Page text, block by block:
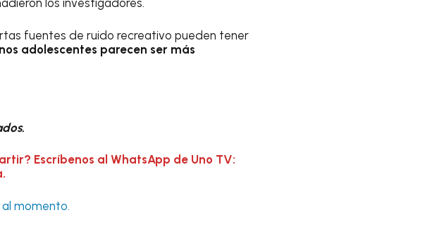
los investigadores.
fuentes de ruido recreativo pueden tener
adolescentes parecen ser más
Escríbenos al WhatsApp de Uno TV:
momento.